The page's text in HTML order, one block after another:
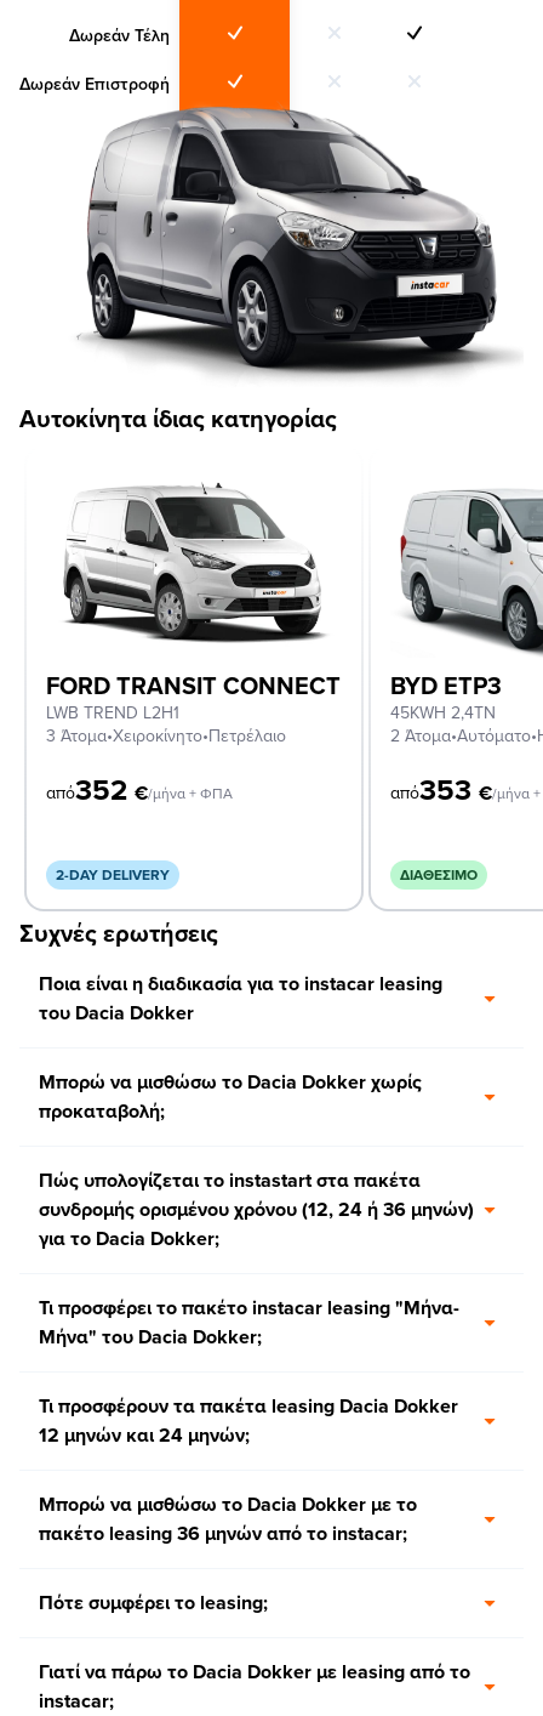
Δωρεάν Τέλη
Δωρεάν Επιστροφή
Αυτοκίνητα ίδιας κατηγορίας
FORD TRANSIT CONNECT
LWB TREND L2H1
3 Άτομα•Χειροκίνητο•Πετρέλαιο
από352 €/μήνα + ΦΠΑ
2-DAY DELIVERY
BYD ETP3
45KWH 2,4TN
2 Άτομα•Αυτόματο•
από353 €/μήνα
ΔΙΑΘΈΣΙΜΟ
Συχνές ερωτήσεις
Ποια είναι η διαδικασία για το instacar leasing
του Dacia Dokker
Μπορώ να μισθώσω το Dacia Dokker χωρίς
προκαταβολή;
Πώς υπολογίζεται το instastart στα πακέτα
συνδρομής ορισμένου χρόνου (12, 24 ή 36 μηνών)
για το Dacia Dokker;
Τι προσφέρει το πακέτο instacar leasing "Μήνα-
Μήνα" του Dacia Dokker;
Τι προσφέρουν τα πακέτα leasing Dacia Dokker
12 μηνών και 24 μηνών;
Μπορώ να μισθώσω το Dacia Dokker με το
πακέτο leasing 36 μηνών από το instacar;
Πότε συμφέρει το leasing;
Γιατί να πάρω το Dacia Dokker με leasing από το
instacar;